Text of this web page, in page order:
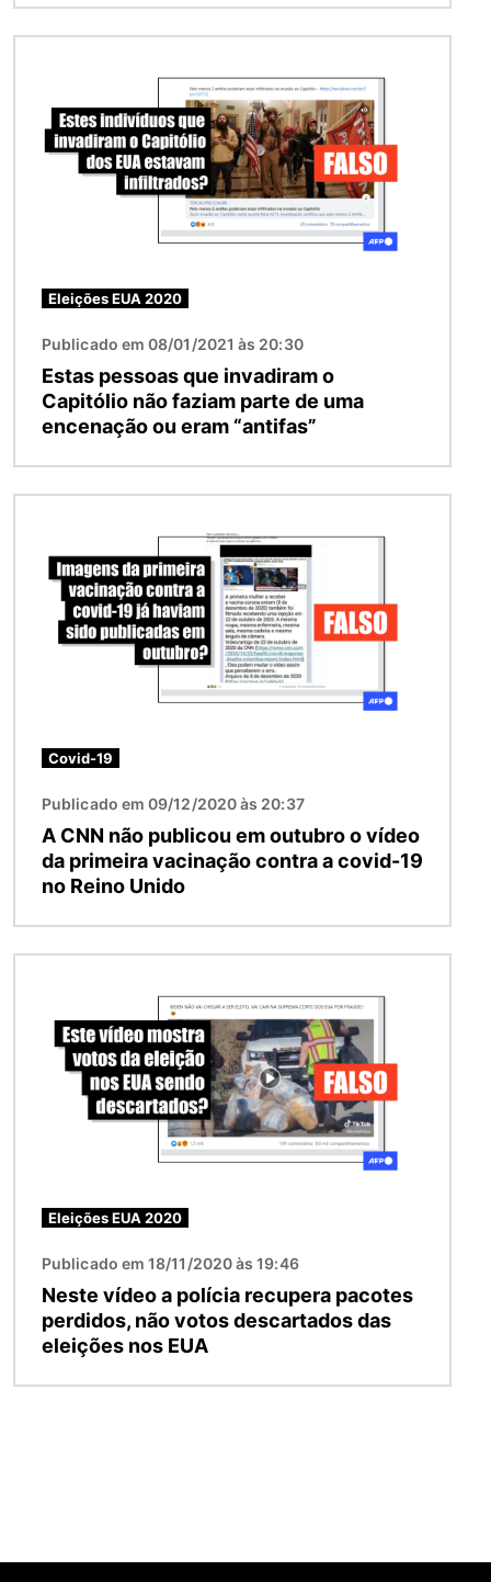
Eleições EUA 2020
Publicado em 08/01/2021 às 20:30
Estas pessoas que invadiram o
Capitólio não faziam parte de uma
encenação ou eram “antifas”
Covid-19
Publicado em 09/12/2020 às 20:37
A CNN não publicou em outubro o vídeo
da primeira vacinação contra a covid-19
no Reino Unido
Eleições EUA 2020
Publicado em 18/11/2020 às 19:46
Neste vídeo a polícia recupera pacotes
perdidos, não votos descartados das
eleições nos EUA